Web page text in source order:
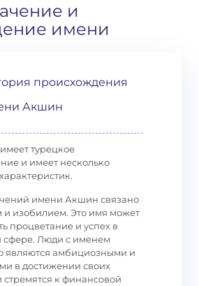
и
имени
происхождения
Акшин
турецкое
и имеет несколько
имени Акшин связано
и изобилием. Это имя может
процветание и успех в
сфере. Люди с именем
являются амбициозными и
в достижении своих
стремятся к финансовой